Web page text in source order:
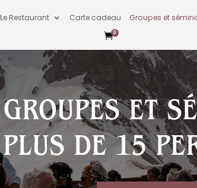
Le Restaurant Carte cadeau Groupes et
0
GROUPES ET
PLUS DE 15